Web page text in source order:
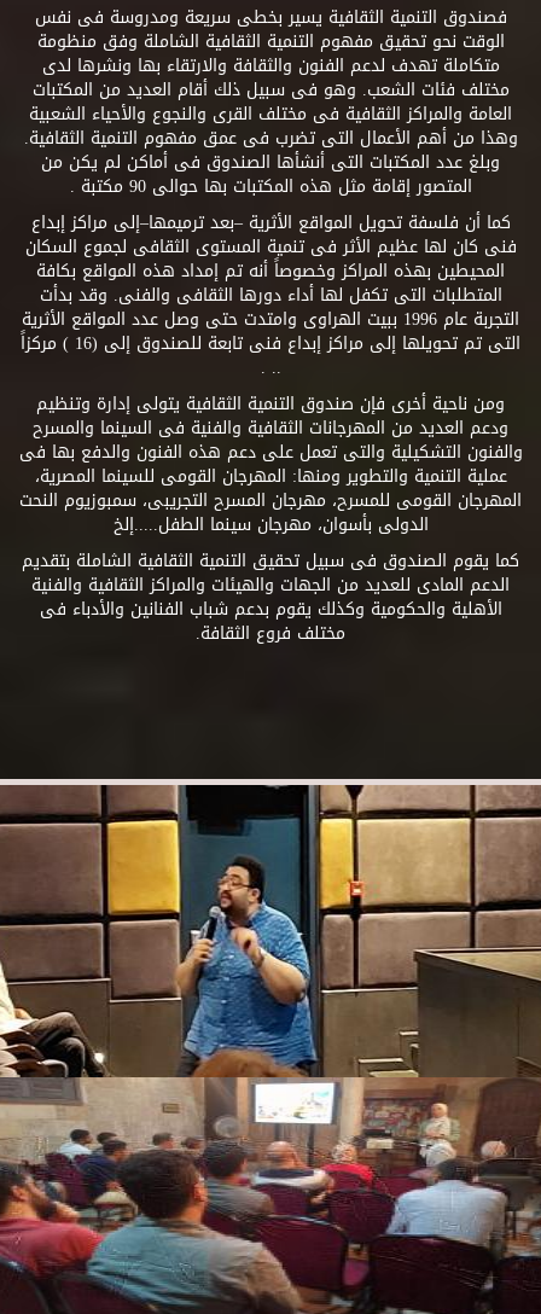
فصندوق التنمية الثقافية يسير بخطى سريعة ومدروسة فى نفس
الوقت نحو تحقيق مفهوم التنمية الثقافية الشاملة وفق منظومة
متكاملة تهدف لدعم الفنون والثقافة والارتقاء بها ونشرها لدى
مختلف فئات الشعب. وهو فى سبيل ذلك أقام العديد من المكتبات
العامة والمراكز الثقافية فى مختلف القرى والنجوع والأحياء الشعبية
وهذا من أهم الأعمال التى تضرب فى عمق مفهوم التنمية الثقافية.
وبلغ عدد المكتبات التى أنشأها الصندوق فى أماكن لم يكن من
المتصور إقامة مثل هذه المكتبات بها حوالى 90 مكتبة .
كما أن فلسفة تحويل المواقع الأثرية –بعد ترميمها–إلى مراكز إبداع
فنى كان لها عظيم الأثر فى تنمية المستوى الثقافى لجموع السكان
المحيطين بهذه المراكز وخصوصاً أنه تم إمداد هذه المواقع بكافة
المتطلبات التى تكفل لها أداء دورها الثقافى والفنى. وقد بدأت
التجربة عام 1996 ببيت الهراوى وامتدت حتى وصل عدد المواقع الأثرية
التى تم تحويلها إلى مراكز إبداع فنى تابعة للصندوق إلى (16 ) مركزاً
.. .
ومن ناحية أخرى فإن صندوق التنمية الثقافية يتولى إدارة وتنظيم
ودعم العديد من المهرجانات الثقافية والفنية فى السينما والمسرح
والفنون التشكيلية والتى تعمل على دعم هذه الفنون والدفع بها فى
عملية التنمية والتطوير ومنها: المهرجان القومى للسينما المصرية،
المهرجان القومى للمسرح، مهرجان المسرح التجريبى، سمبوزيوم النحت
الدولى بأسوان، مهرجان سينما الطفل.....إلخ
كما يقوم الصندوق فى سبيل تحقيق التنمية الثقافية الشاملة بتقديم
الدعم المادى للعديد من الجهات والهيئات والمراكز الثقافية والفنية
الأهلية والحكومية وكذلك يقوم بدعم شباب الفنانين والأدباء فى
مختلف فروع الثقافة.